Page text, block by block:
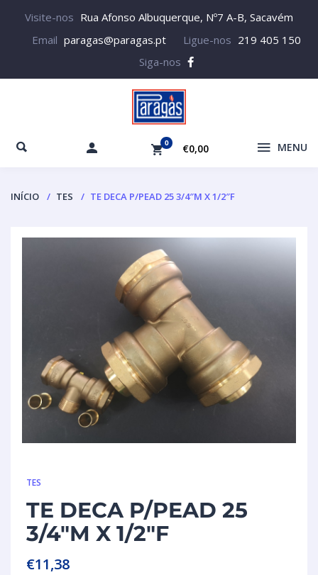
Visite-nos Rua Afonso Albuquerque, Nº7 A-B, Sacavém
Email paragas@paragas.pt Ligue-nos 219 405 150
Siga-nos
0 €0,00 MENU
INÍCIO TES TE DECA P/PEAD 25 3/4″M X 1/2″F
TES
TE DECA P/PEAD 25
3/4″M X 1/2″F
€11,38